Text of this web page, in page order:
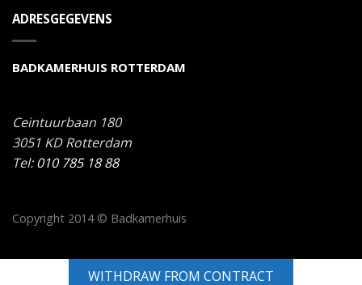
ADRESGEGEVENS
BADKAMERHUIS ROTTERDAM
Ceintuurbaan 180
3051 KD Rotterdam
Tel:010 785 18 88
Copyright 2014 © Badkamerhuis
WITHDRAW FROM CONTRACT